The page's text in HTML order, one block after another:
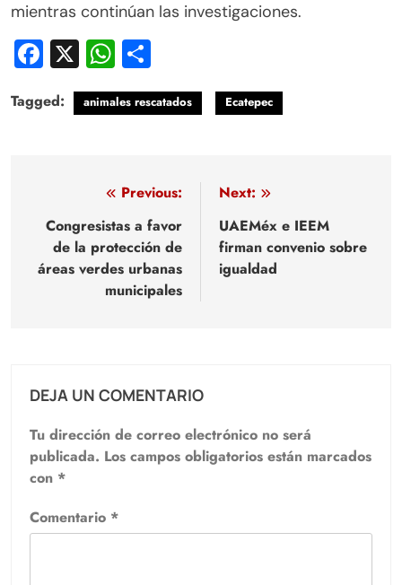
mientras continúan las investigaciones.
Facebook
X WhatsApp
Tagged: animales rescatados Ecatepec
Navegación
de
entradas
Previous:
Congresistas a favor
de la protección de
áreas verdes urbanas
municipales
Next:
UAEMéx e IEEM
firman convenio sobre
igualdad
DEJA UN COMENTARIO
Tu dirección de correo electrónico no será
publicada. Los campos obligatorios están marcados
con *
Comentario *